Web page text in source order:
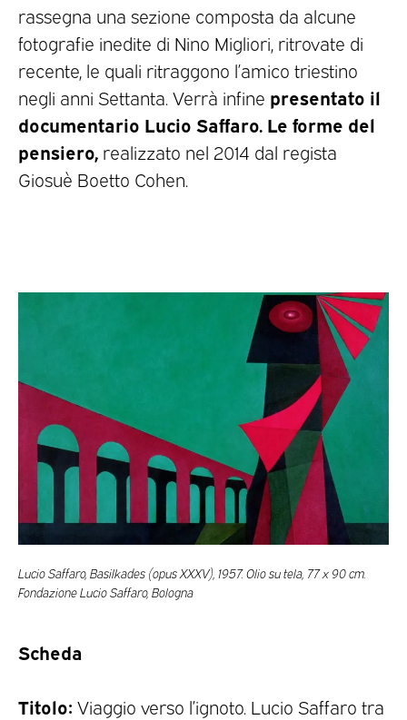
rassegna una sezione composta da alcune
fotografie inedite di Nino Migliori, ritrovate di
recente, le quali ritraggono l’amico triestino
negli anni Settanta. Verrà infine presentato il
documentario Lucio Saffaro. Le forme del
pensiero, realizzato nel 2014 dal regista
Giosuè Boetto Cohen.
Lucio Saffaro, Basilkades (opus XXXV), 1957. Olio su tela, 77 x 90 cm.
Fondazione Lucio Saffaro, Bologna
Scheda
Titolo: Viaggio verso l’ignoto. Lucio Saffaro tra